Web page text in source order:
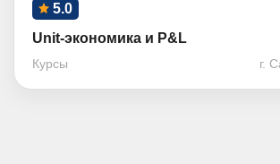
5.0
Unit-экономика и P&L
Курсы г.